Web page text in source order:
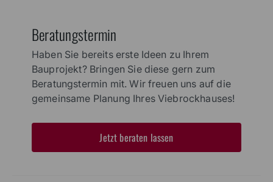
Beratungstermin
Haben Sie bereits erste Ideen zu Ihrem
Bauprojekt? Bringen Sie diese gern zum
Beratungstermin mit. Wir freuen uns auf die
gemeinsame Planung Ihres Viebrockhauses!
Jetzt beraten lassen